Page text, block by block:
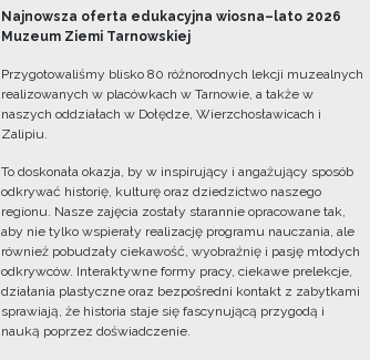
Najnowsza oferta edukacyjna wiosna–lato 2026
Muzeum Ziemi Tarnowskiej
Przygotowaliśmy blisko 80 różnorodnych lekcji muzealnych
realizowanych w placówkach w Tarnowie, a także w
naszych oddziałach w Dołędze, Wierzchosławicach i
Zalipiu.
To doskonała okazja, by w inspirujący i angażujący sposób
odkrywać historię, kulturę oraz dziedzictwo naszego
regionu. Nasze zajęcia zostały starannie opracowane tak,
aby nie tylko wspierały realizację programu nauczania, ale
również pobudzały ciekawość, wyobraźnię i pasję młodych
odkrywców. Interaktywne formy pracy, ciekawe prelekcje,
działania plastyczne oraz bezpośredni kontakt z zabytkami
sprawiają, że historia staje się fascynującą przygodą i
nauką poprzez doświadczenie.